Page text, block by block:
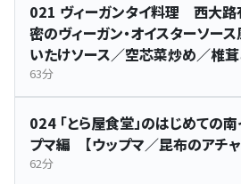
021 ヴィーガンタイ料理 西大路
密のヴィーガン・オイスターソー
いたけソース／空芯菜炒め／椎茸
63分
024 「とら屋食堂」のはじめての
プマ編 【ウップマ／昆布のアチャ
62分